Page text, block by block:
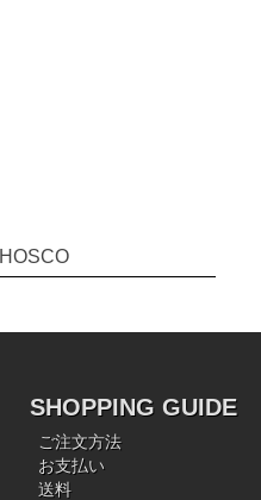
HOSCO
SHOPPING GUIDE
ご注文方法
お支払い
送料